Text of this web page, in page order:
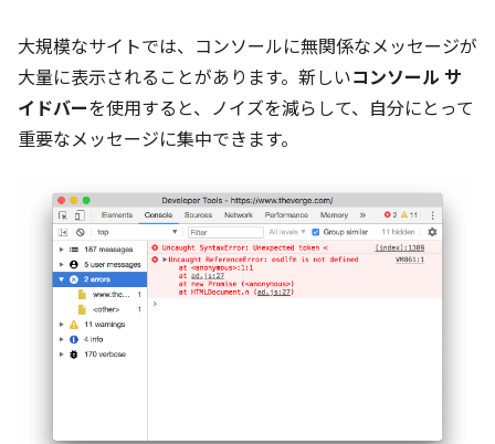
大規模なサイトでは、コンソールに無関係なメッセージが
大量に表示されることがあります。新しいコンソール サ
イドバーを使用すると、ノイズを減らして、自分にとって
重要なメッセージに集中できます。